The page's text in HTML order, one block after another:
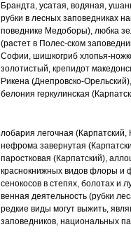
Брандта, усатая,водяная,
рубки в лесных заповедниках
поведнике Медоборы), любка
(растет в Полес-ском
Софии, шишкогриб хлопья-
золотистый, крепидот
Рикена (Днепровско-
белония геркулинская
лобария легочная (Карпатский,
нефромазавернутая
паростковая (Карпатский),
краснокнижных видов флоры и
сенокосов в степях, болотах и
венная деятельность (рубки
редкие видымогут выжить,
заповедников, национальных